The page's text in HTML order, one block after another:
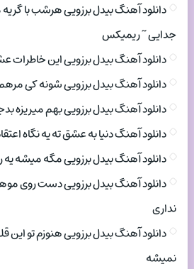
دانلود آهنگ بیدل برزویی هرشب با
جدایی ~ ریمیکس
دانلود آهنگ بیدل برزویی این
دانلود آهنگ بیدل برزویی شونه کی
دانلود آهنگ بیدل برزویی بهم میریزه
دانلود آهنگ دنیا به عشق ته یه نگاه
دانلود آهنگ بیدل برزویی مگه میشه یه
دانلود آهنگ بیدل برزویی دست روی
نداری
دانلود آهنگ بیدل برزویی هنوزم تو
نمیشه